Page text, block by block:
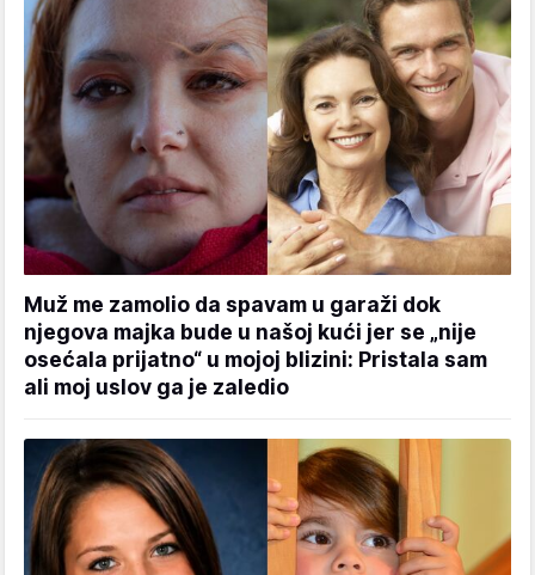
Muž me zamolio da spavam u garaži dok
njegova majka bude u našoj kući jer se „nije
osećala prijatno“ u mojoj blizini: Pristala sam
ali moj uslov ga je zaledio